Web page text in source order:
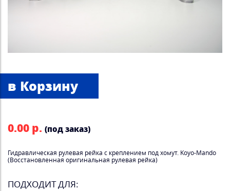
0.00 р. (под заказ)
Гидравлическая рулевая рейка с креплением под хомут. Koyo-Mando
(Восстановленная оригинальная рулевая рейка)
ПОДХОДИТ ДЛЯ: